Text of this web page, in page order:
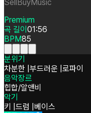
SellBuyMusic
Premium
곡 길이 01:56
BPM85
분위기
차분한 부드러운 로파이
음악장르
힙합/알앤비
악기
키 드럼
베이스